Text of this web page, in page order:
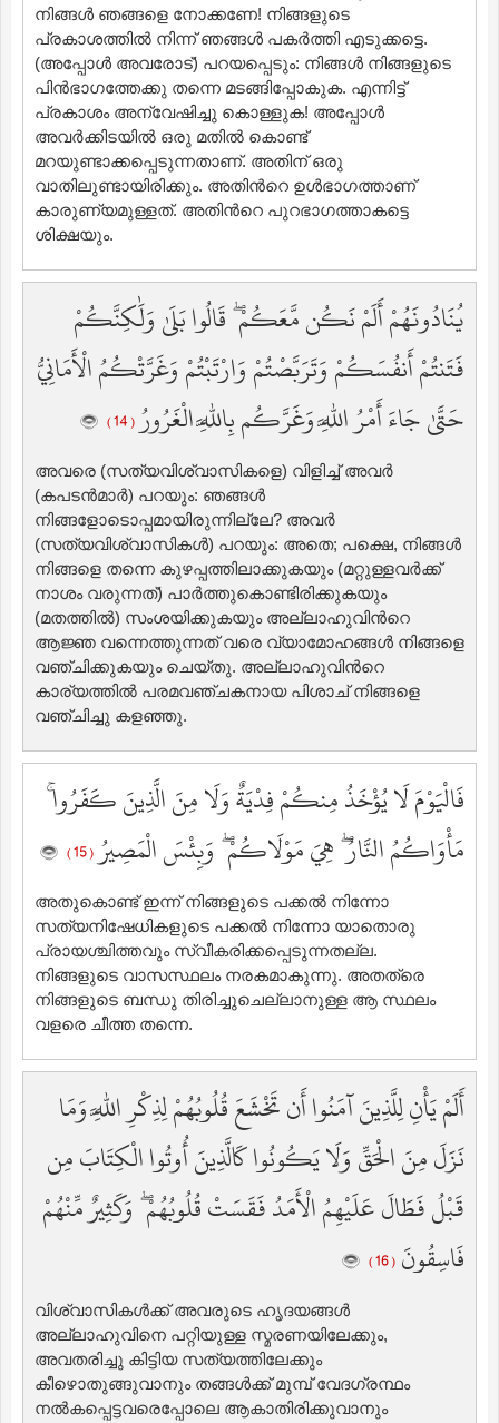
നിങ്ങള്‍ ഞങ്ങളെ നോക്കണേ! നിങ്ങളുടെ
പ്രകാശത്തില്‍ നിന്ന് ഞങ്ങള്‍ പകര്‍ത്തി എടുക്കട്ടെ.
(അപ്പോള്‍ അവരോട്‌) പറയപ്പെടും: നിങ്ങള്‍ നിങ്ങളുടെ
പിന്‍ഭാഗത്തേക്കു തന്നെ മടങ്ങിപ്പോകുക. എന്നിട്ട്
പ്രകാശം അന്വേഷിച്ചു കൊള്ളുക! അപ്പോള്‍
അവര്‍ക്കിടയില്‍ ഒരു മതില്‍ കൊണ്ട്
മറയുണ്ടാക്കപ്പെടുന്നതാണ്‌. അതിന് ഒരു
വാതിലുണ്ടായിരിക്കും. അതിന്‍റെ ഉള്‍ഭാഗത്താണ്
കാരുണ്യമുള്ളത്‌. അതിന്‍റെ പുറഭാഗത്താകട്ടെ
ശിക്ഷയും.
يُنَادُونَهُمْ أَلَمْ نَكُن مَّعَكُمْ ۖ قَالُوا بَلَىٰ وَلَٰكِنَّكُمْ
فَتَنتُمْ أَنفُسَكُمْ وَتَرَبَّصْتُمْ وَارْتَبْتُمْ وَغَرَّتْكُمُ الْأَمَانِيُّ
حَتَّىٰ جَاءَ أَمْرُ اللَّهِ وَغَرَّكُم بِاللَّهِ الْغَرُورُ( 14 )
അവരെ (സത്യവിശ്വാസികളെ) വിളിച്ച് അവര്‍
(കപടന്‍മാര്‍) പറയും: ഞങ്ങള്‍
നിങ്ങളോടൊപ്പമായിരുന്നില്ലേ? അവര്‍
(സത്യവിശ്വാസികള്‍) പറയും: അതെ; പക്ഷെ, നിങ്ങള്‍
നിങ്ങളെ തന്നെ കുഴപ്പത്തിലാക്കുകയും (മറ്റുള്ളവര്‍ക്ക്
നാശം വരുന്നത്‌) പാര്‍ത്തുകൊണ്ടിരിക്കുകയും
(മതത്തില്‍) സംശയിക്കുകയും അല്ലാഹുവിന്‍റെ
ആജ്ഞ വന്നെത്തുന്നത് വരെ വ്യാമോഹങ്ങള്‍ നിങ്ങളെ
വഞ്ചിക്കുകയും ചെയ്തു. അല്ലാഹുവിന്‍റെ
കാര്യത്തില്‍ പരമവഞ്ചകനായ പിശാച് നിങ്ങളെ
വഞ്ചിച്ചു കളഞ്ഞു.
فَالْيَوْمَ لَا يُؤْخَذُ مِنكُمْ فِدْيَةٌ وَلَا مِنَ الَّذِينَ كَفَرُوا ۚ
مَأْوَاكُمُ النَّارُ ۖ هِيَ مَوْلَاكُمْ ۖ وَبِئْسَ الْمَصِيرُ( 15 )
അതുകൊണ്ട് ഇന്ന് നിങ്ങളുടെ പക്കല്‍ നിന്നോ
സത്യനിഷേധികളുടെ പക്കല്‍ നിന്നോ യാതൊരു
പ്രായശ്ചിത്തവും സ്വീകരിക്കപ്പെടുന്നതല്ല.
നിങ്ങളുടെ വാസസ്ഥലം നരകമാകുന്നു. അതത്രെ
നിങ്ങളുടെ ബന്ധു തിരിച്ചുചെല്ലാനുള്ള ആ സ്ഥലം
വളരെ ചീത്ത തന്നെ.
أَلَمْ يَأْنِ لِلَّذِينَ آمَنُوا أَن تَخْشَعَ قُلُوبُهُمْ لِذِكْرِ اللَّهِ وَمَا
نَزَلَ مِنَ الْحَقِّ وَلَا يَكُونُوا كَالَّذِينَ أُوتُوا الْكِتَابَ مِن
قَبْلُ فَطَالَ عَلَيْهِمُ الْأَمَدُ فَقَسَتْ قُلُوبُهُمْ ۖ وَكَثِيرٌ مِّنْهُمْ
فَاسِقُونَ ( 16 )
വിശ്വാസികള്‍ക്ക് അവരുടെ ഹൃദയങ്ങള്‍
അല്ലാഹുവിനെ പറ്റിയുള്ള സ്മരണയിലേക്കും,
അവതരിച്ചു കിട്ടിയ സത്യത്തിലേക്കും
കീഴൊതുങ്ങുവാനും തങ്ങള്‍ക്ക് മുമ്പ് വേദഗ്രന്ഥം
നല്‍കപ്പെട്ടവരെപ്പോലെ ആകാതിരിക്കുവാനും